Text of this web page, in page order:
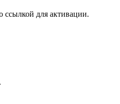
ссылкой для активации.